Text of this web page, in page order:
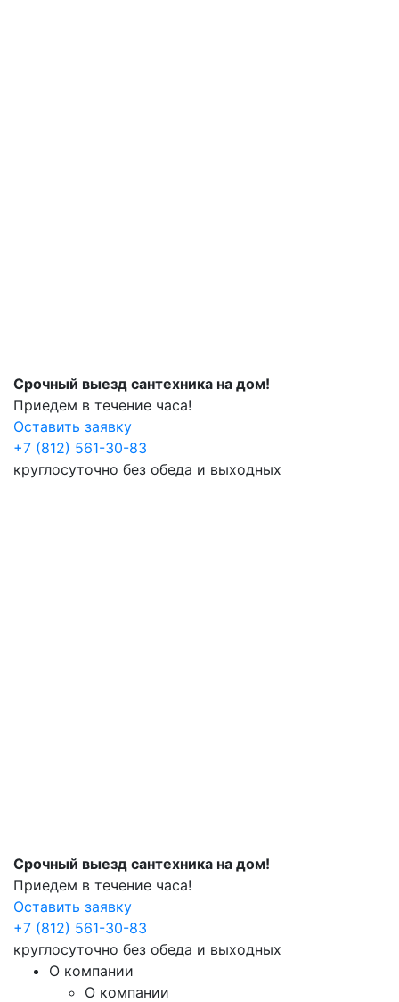
Срочный выезд сантехника на дом!
Приедем в течение часа!
Оставить заявку
+7 (812) 561-30-83
круглосуточно без обеда и выходных
Срочный выезд сантехника на дом!
Приедем в течение часа!
Оставить заявку
+7 (812) 561-30-83
круглосуточно без обеда и выходных
О компании
О компании